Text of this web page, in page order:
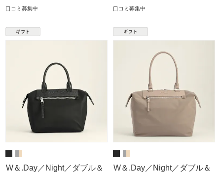
口コミ募集中 口コミ募集中
W＆.Day／Night／ダブル＆
W＆.Day／Night／ダブル＆